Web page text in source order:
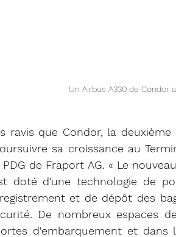
Un Airbus A330 de Condor
ravis que Condor, la
sa croissance au
de Fraport AG. « Le
doté d'une technologie de
et de dépôt des
De nombreux espaces
d'embarquement et dans